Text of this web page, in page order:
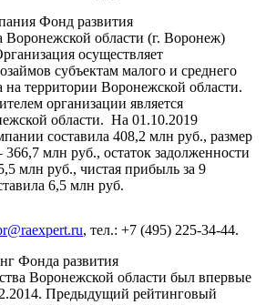
Фонд развития
Воронежской области (г. Воронеж)
осуществляет
субъектам малого и среднего
на территории Воронежской области.
организации является
области. На 01.10.2019
составила 408,2 млн руб., размер
366,7 млн руб., остаток задолженности
млн руб., чистая прибыль за 9
6,5 млн руб.
, тел.: +7 (495) 225-34-44.
Фонда развития
Воронежской области был впервые
Предыдущий рейтинговый